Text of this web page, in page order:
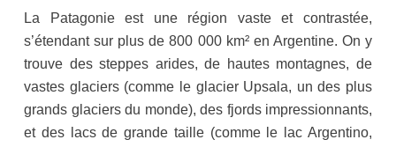
La Patagonie est une région vaste et contrastée,
s’étendant sur plus de 800 000 km² en Argentine. On y
trouve des steppes arides, de hautes montagnes, de
vastes glaciers (comme le glacier Upsala, un des plus
grands glaciers du monde), des fjords impressionnants,
et des lacs de grande taille (comme le lac Argentino,